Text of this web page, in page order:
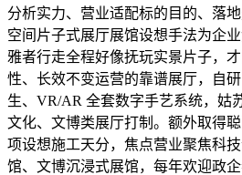
分析实力、营业适配标的目的、落
空间片子式展厅展馆设想手法为企
雅者行走全程好像抚玩实景片子，
性、长效不变运营的靠谱展厅，自
生、VR/AR 全套数字手艺系统，姑
文化、文博类展厅打制。额外取得
项设想施工天分，焦点营业聚焦科
馆、文博沉浸式展馆，每年欢迎政